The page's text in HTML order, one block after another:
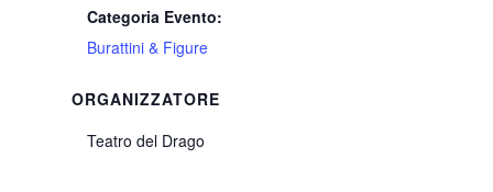
Categoria Evento:
Burattini & Figure
ORGANIZZATORE
Teatro del Drago